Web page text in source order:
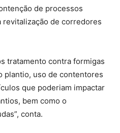
de processos
revitalização de corredores
tratamento contra formigas
plantio, uso de contentores
que poderiam impactar
bem como o
conta.